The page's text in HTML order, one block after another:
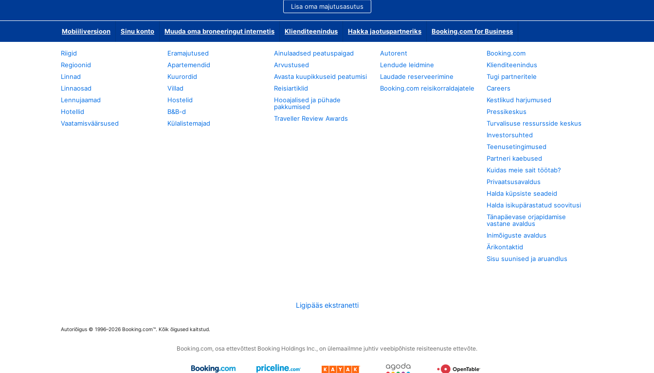
Lisa oma majutusasutus
Mobiiliversioon Sinu konto Muuda oma broneeringut internetis Klienditeenindus Hakka jaotuspartneriks Booking.com for Business
Riigid
Regioonid
Linnad
Linnaosad
Lennujaamad
Hotellid
Vaatamisväärsused
Eramajutused
Apartemendid
Kuurordid
Villad
Hostelid
B&B-d
Külalistemajad
Ainulaadsed peatuspaigad
Arvustused
Avasta kuupikkuseid peatumisi
Reisiartiklid
Hooajalised ja pühade
pakkumised
Traveller Review Awards
Autorent
Lendude leidmine
Laudade reserveerimine
Booking.com reisikorraldajatele
Booking.com
Klienditeenindus
Tugi partneritele
Careers
Kestlikud harjumused
Pressikeskus
Turvalisuse ressursside keskus
Investorsuhted
Teenusetingimused
Partneri kaebused
Kuidas meie sait töötab?
Privaatsusavaldus
Halda küpsiste seadeid
Halda isikupärastatud soovitusi
Tänapäevase orjapidamise
vastane avaldus
Inimõiguste avaldus
Ärikontaktid
Sisu suunised ja aruandlus
Ligipääs ekstranetti
Autoriõigus © 1996–2026 Booking.com™. Kõik õigused kaitstud.
Booking.com, osa ettevõttest Booking Holdings Inc., on ülemaailmne juhtiv veebipõhiste reisiteenuste ettevõte.